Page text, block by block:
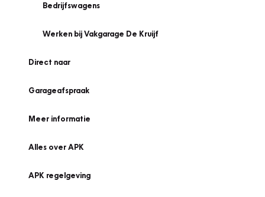
Bedrijfswagens
Werken bij Vakgarage De Kruijf
Direct naar
Garageafspraak
Meer informatie
Alles over APK
APK regelgeving